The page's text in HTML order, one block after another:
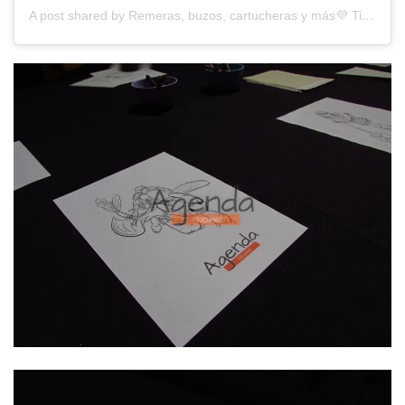
A post shared by Remeras, buzos, cartucheras y más💜 Tienda para fans | Geek store (@pangea.universo)